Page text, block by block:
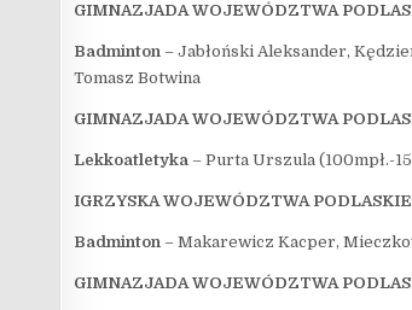
GIMNAZJADA WOJEWÓDZTWA
Badminton – Jabłoński Aleksander,
Tomasz Botwina
GIMNAZJADA WOJEWÓDZTWA
Lekkoatletyka– Purta Urszula (100mpł.-
IGRZYSKA WOJEWÓDZTWA
Badminton – Makarewicz Kacper,
GIMNAZJADA WOJEWÓDZTWA